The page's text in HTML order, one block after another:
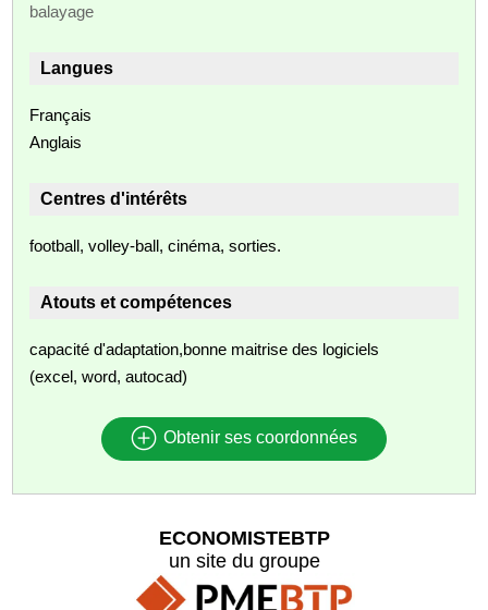
balayage
Langues
Français
Anglais
Centres d'intérêts
football, volley-ball, cinéma, sorties.
Atouts et compétences
capacité d'adaptation,bonne maitrise des logiciels
(excel, word, autocad)
Obtenir ses coordonnées
ECONOMISTEBTP
un site du groupe